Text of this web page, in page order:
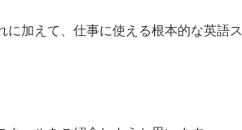
に加えて、仕事に使える根本的な英語ス